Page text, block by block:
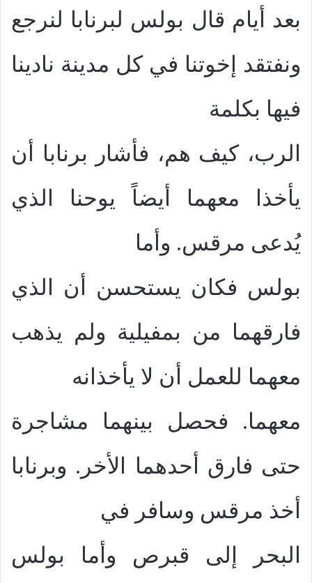
بعد أيام قال بولس لبرنابا لنرجع
ونفتقد إخوتنا في كل مدينة نادينا
فيها بكلمة
الرب، كيف هم، فأشار برنابا أن
يأخذا معهما أيضاً يوحنا الذي
يُدعى مرقس. وأما
بولس فكان يستحسن أن الذي
فارقهما من بمفيلية ولم يذهب
معهما للعمل أن لا يأخذانه
معهما. فحصل بينهما مشاجرة
حتى فارق أحدهما الأخر. وبرنابا
أخذ مرقس وسافر في
البحر إلى قبرص وأما بولس